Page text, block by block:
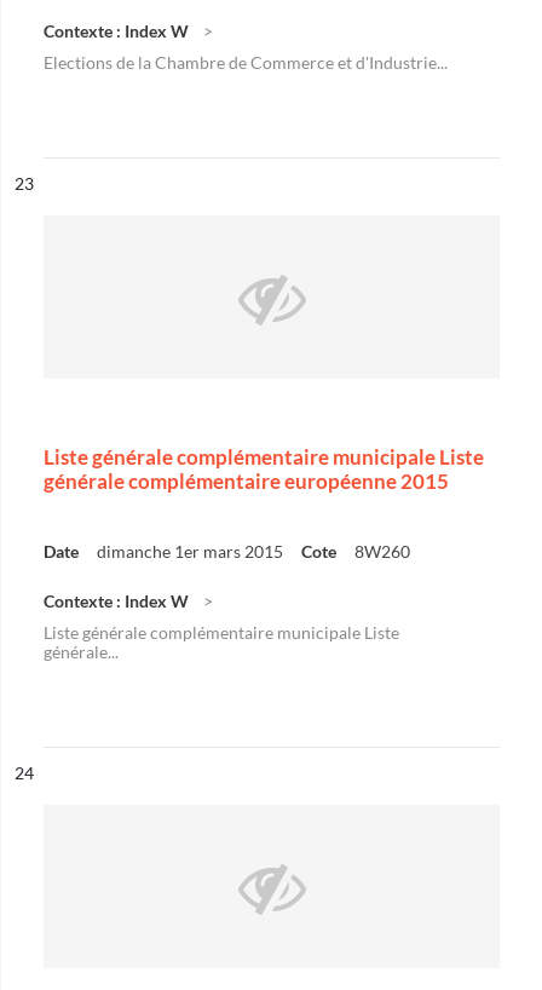
Contexte : Index W
Elections de la Chambre de Commerce et d'Industrie...
n°
23
Liste générale complémentaire municipale Liste
générale complémentaire européenne 2015
Date dimanche 1er mars 2015 Cote 8W260
Contexte : Index W
Liste générale complémentaire municipale Liste
générale...
n°
24